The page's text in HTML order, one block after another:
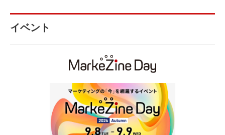
イベント